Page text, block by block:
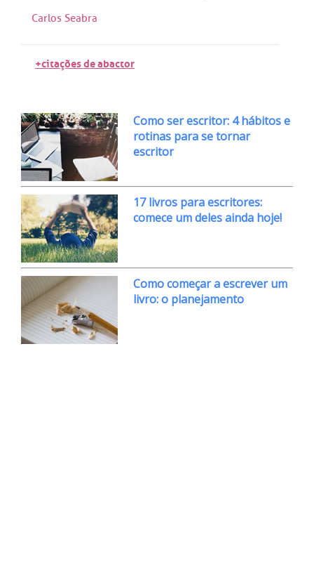
Carlos Seabra
+citações de abactor
Como ser escritor: 4 hábitos e
rotinas para se tornar
escritor
17 livros para escritores:
comece um deles ainda hoje!
Como começar a escrever um
livro: o planejamento